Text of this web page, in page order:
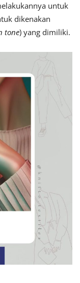
untuk
dikenakan
tone) yang dimiliki.